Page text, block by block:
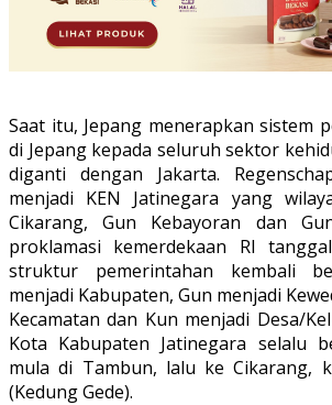
Saat itu, Jepang menerapkan sistem
di Jepang kepada seluruh sektor
diganti dengan Jakarta.
menjadi KEN Jatinegara yang
Cikarang, Gun Kebayoran dan
proklamasi kemerdekaan RI
struktur pemerintahan kembali
menjadi Kabupaten, Gun menjadi
Kecamatan dan Kun menjadi Desa/
Kota Kabupaten Jatinegara selalu
mula di Tambun, lalu ke Cikarang,
(Kedung Gede).